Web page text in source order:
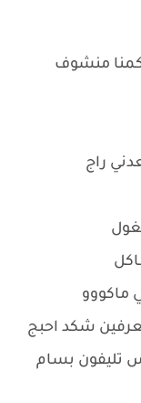
منشوف
راج
ماكووو
شكد احبج
تليفون بسام